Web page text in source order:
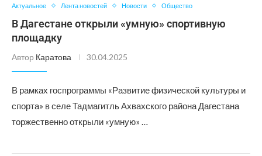
Актуальное Лента новостей Новости Общество
В Дагестане открыли «умную» спортивную
площадку
Автор Каратова 30.04.2025
В рамках госпрограммы «Развитие физической культуры и
спорта» в селе Тадмагитль Ахвахского района Дагестана
торжественно открыли «умную» …